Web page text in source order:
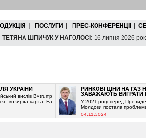
| ПОСЛУГИ | ПРЕС-КОНФЕРЕНЦІЇ |
ТЕТЯНА ШПИЧУК У НАГОЛОСІ: 16 липня 2026
вислів В«trump
карта. На
РИНКОВІ ЦІНИ НА ГАЗ НЕ
ЗАВАЖАЮТЬ ВИГРАТИ
У 2021 році перед Президентом
Молдови постала проблема
04.11.2024